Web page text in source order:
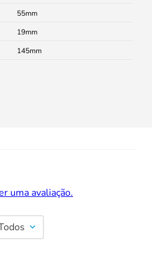
55
19
145
uma avaliação.